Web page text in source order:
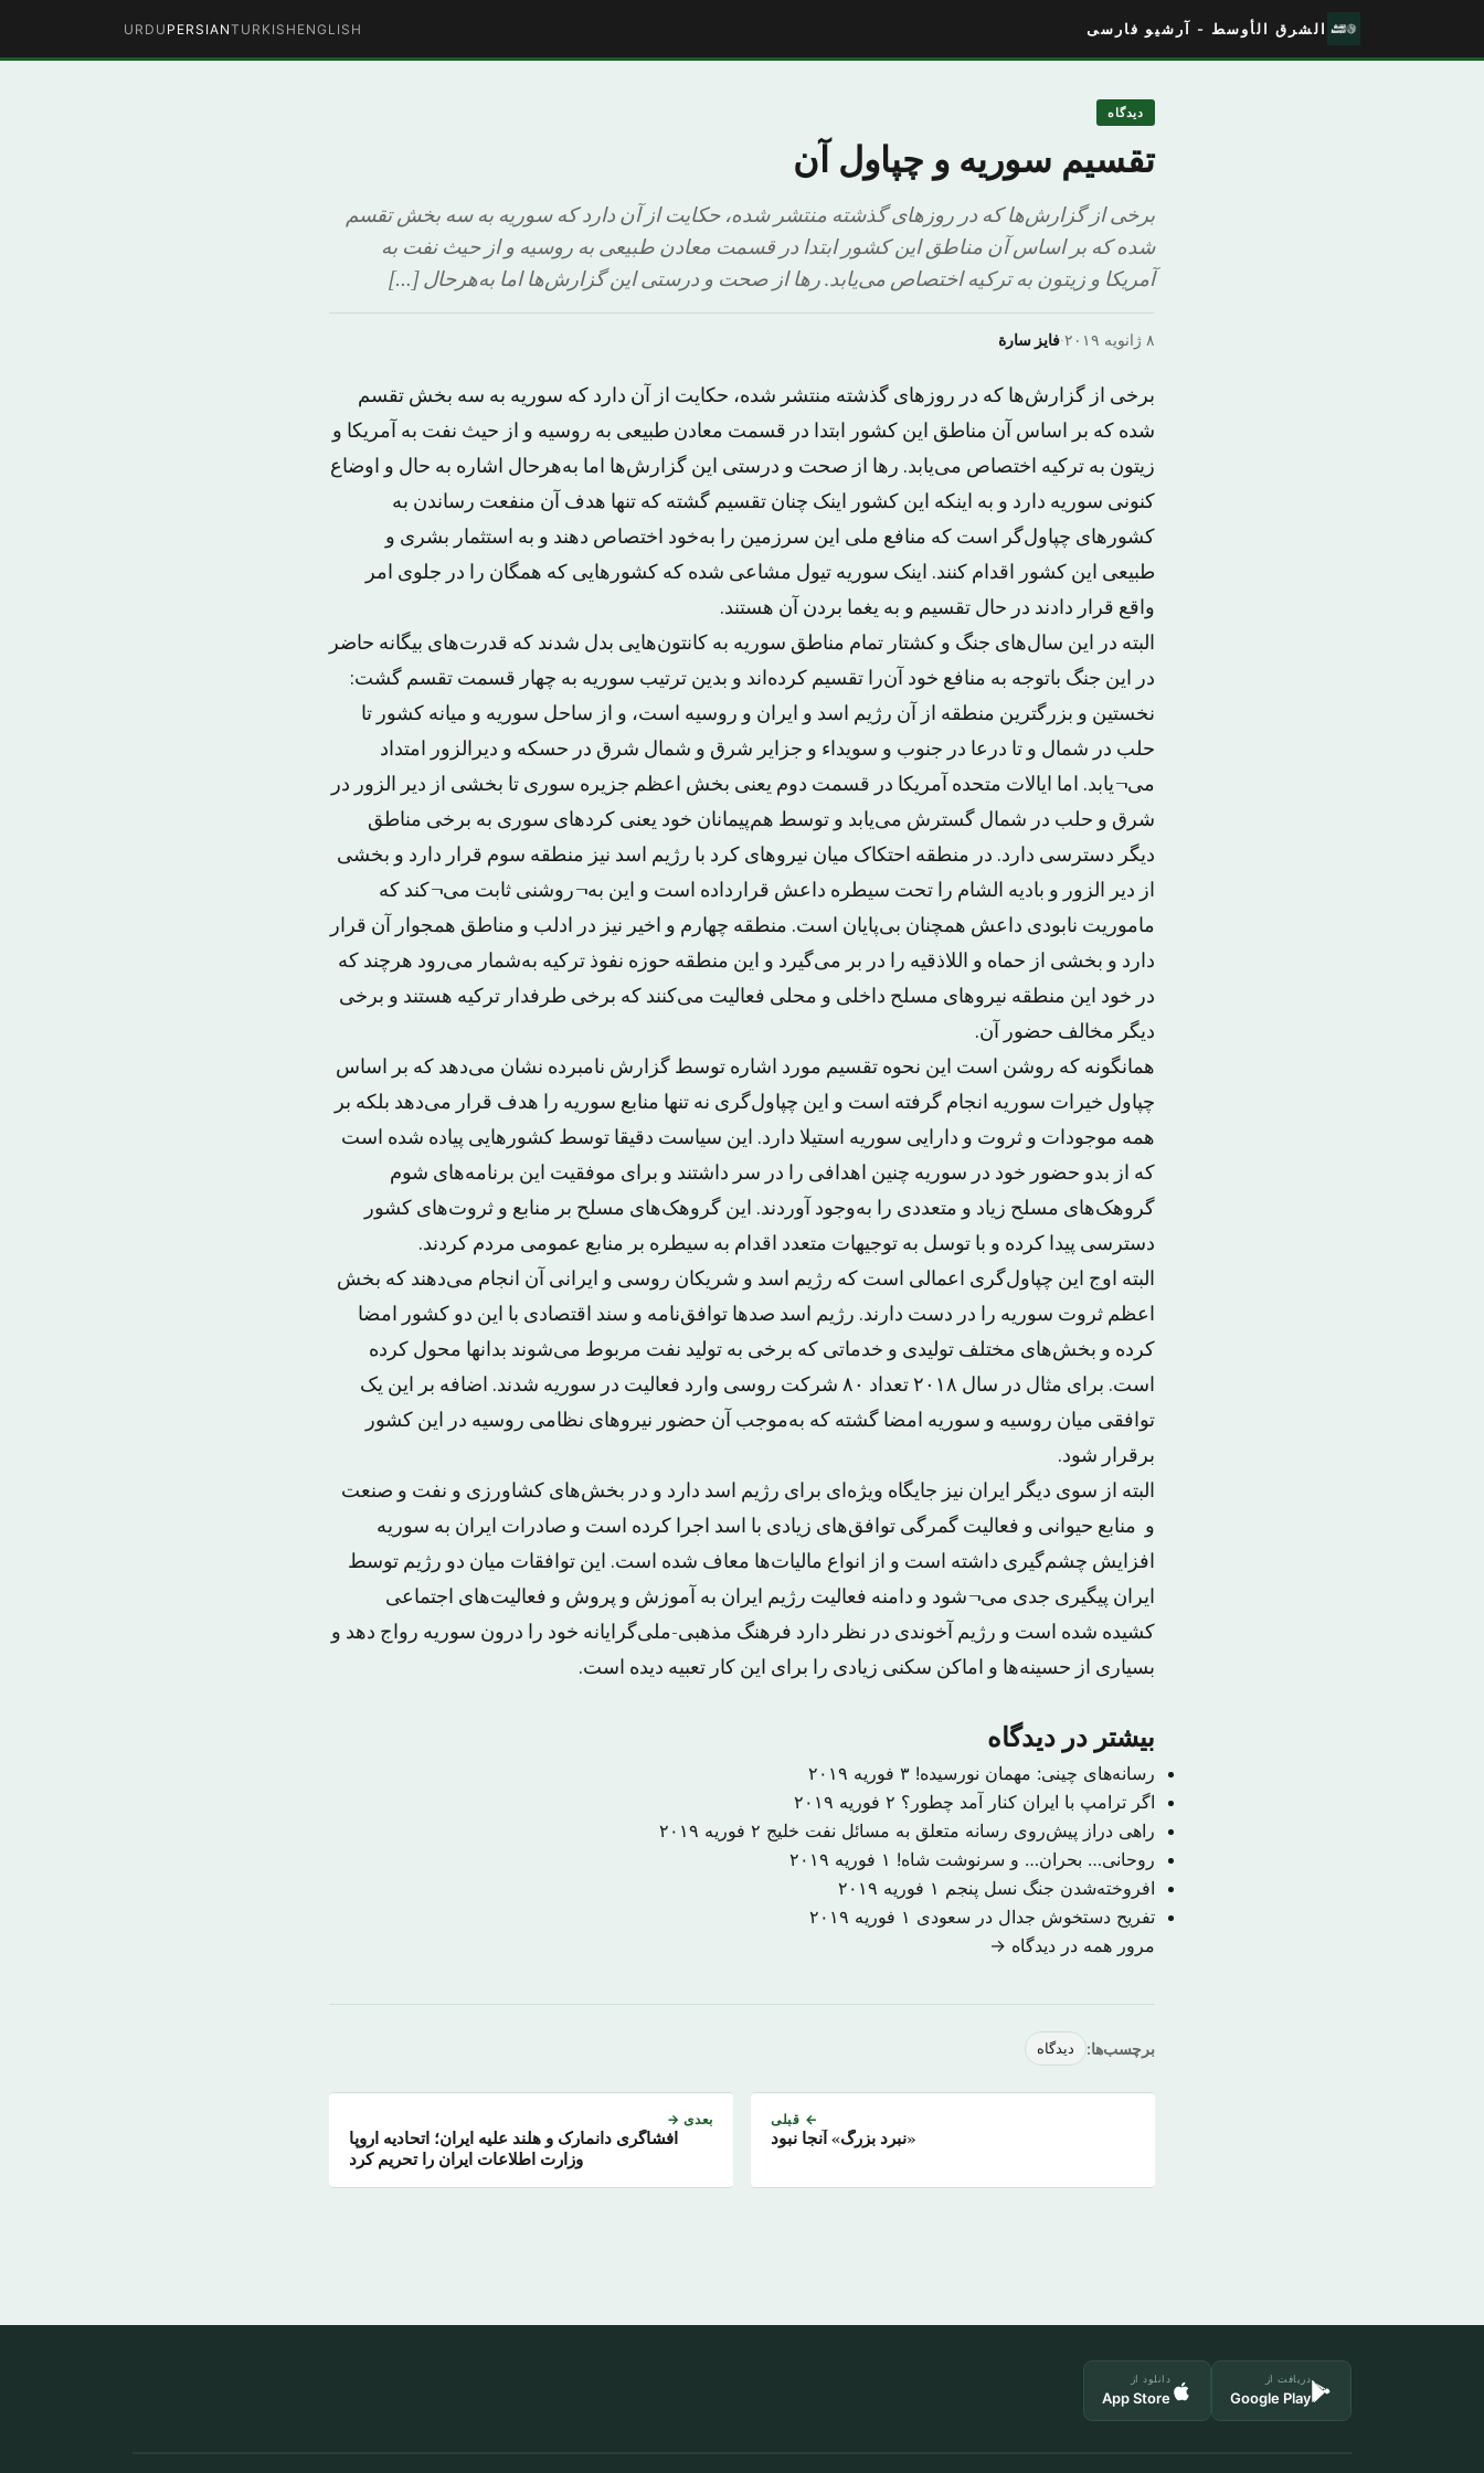
الشرق الأوسط - آرشیو فارسی ENGLISH
TURKISH
PERSIAN
URDU
دیدگاه
تقسیم سوریه و چپاول آن
برخی از گزارش‌ها که در روزهای گذشته منتشر شده، حکایت از آن دارد که سوریه به سه بخش تقسم
شده که بر اساس آن مناطق این کشور ابتدا در قسمت معادن طبیعی به روسیه و از حیث نفت به
آمریکا و زیتون به ترکیه اختصاص می‌یابد. رها از صحت و درستی این گزارش‌ها اما به‌هرحال […]
فایز سارة· ۸ ژانویه ۲۰۱۹
برخی از گزارش‌ها که در روزهای گذشته منتشر شده، حکایت از آن دارد که سوریه به سه بخش تقسم
شده که بر اساس آن مناطق این کشور ابتدا در قسمت معادن طبیعی به روسیه و از حیث نفت به آمریکا و
زیتون به ترکیه اختصاص می‌یابد. رها از صحت و درستی این گزارش‌ها اما به‌هرحال اشاره به حال و اوضاع
کنونی سوریه دارد و به اینکه این کشور اینک چنان تقسیم گشته که تنها هدف آن منفعت رساندن به
کشورهای چپاول‌گر است که منافع ملی این سرزمین را به‌خود اختصاص دهند و به استثمار بشری و
طبیعی این کشور اقدام کنند. اینک سوریه تیول مشاعی شده که کشورهایی که همگان را در جلوی امر
واقع قرار دادند در حال تقسیم و به یغما بردن آن هستند.
البته در این سال‌های جنگ و کشتار تمام مناطق سوریه به کانتون‌هایی بدل شدند که قدرت‌های بیگانه حاضر
در این جنگ باتوجه به منافع خود آن‌را تقسیم کرده‌اند و بدین ترتیب سوریه به چهار قسمت تقسم گشت:
نخستین و بزرگترین منطقه از آن رژیم اسد و ایران و روسیه است، و از ساحل سوریه و میانه کشور تا
حلب در شمال و تا درعا در جنوب و سویداء و جزایر شرق و شمال شرق در حسکه و دیرالزور امتداد
می¬یابد. اما ایالات متحده آمریکا در قسمت دوم یعنی بخش اعظم جزیره سوری تا بخشی از دیر الزور در
شرق و حلب در شمال گسترش می‌یابد و توسط هم‌پیمانان خود یعنی کردهای سوری به برخی مناطق
دیگر دسترسی دارد. در منطقه احتکاک میان نیروهای کرد با رژیم اسد نیز منطقه سوم قرار دارد و بخشی
از دیر الزور و بادیه الشام را تحت سیطره داعش قرارداده است و این به¬روشنی ثابت می¬کند که
ماموریت نابودی داعش همچنان بی‌پایان است. منطقه چهارم و اخیر نیز در ادلب و مناطق همجوار آن قرار
دارد و بخشی از حماه و اللاذقیه را در بر می‌گیرد و این منطقه حوزه نفوذ ترکیه به‌شمار می‌رود هرچند که
در خود این منطقه نیروهای مسلح داخلی و محلی فعالیت می‌کنند که برخی طرفدار ترکیه هستند و برخی
دیگر مخالف حضور آن.
همانگونه که روشن است این نحوه تقسیم مورد اشاره توسط گزارش نامبرده نشان می‌دهد که بر اساس
چپاول خیرات سوریه انجام گرفته است و این چپاول‌گری نه تنها منابع سوریه را هدف قرار می‌دهد بلکه بر
همه موجودات و ثروت و دارایی سوریه استیلا دارد. این سیاست دقیقا توسط کشورهایی پیاده شده است
که از بدو حضور خود در سوریه چنین اهدافی را در سر داشتند و برای موفقیت این برنامه‌های شوم
گروهک‌های مسلح زیاد و متعددی را به‌وجود آوردند. این گروهک‌های مسلح بر منابع و ثروت‌های کشور
دسترسی پیدا کرده و با توسل به توجیهات متعدد اقدام به سیطره بر منابع عمومی مردم کردند.
البته اوج این چپاول‌گری اعمالی است که رژیم اسد و شریکان روسی و ایرانی آن انجام می‌دهند که بخش
اعظم ثروت سوریه را در دست دارند. رژیم اسد صدها توافق‌نامه و سند اقتصادی با این دو کشور امضا
کرده و بخش‌های مختلف تولیدی و خدماتی که برخی به تولید نفت مربوط می‌شوند بدانها محول کرده
است. برای مثال در سال ۲۰۱۸ تعداد ۸۰ شرکت روسی وارد فعالیت در سوریه شدند. اضافه بر این یک
توافقی میان روسیه و سوریه امضا گشته که به‌موجب آن حضور نیروهای نظامی روسیه در این کشور
برقرار شود.
البته از سوی دیگر ایران نیز جایگاه ویژه‌ای برای رژیم اسد دارد و در بخش‌های کشاورزی و نفت و صنعت
و منابع حیوانی و فعالیت گمرگی توافق‌های زیادی با اسد اجرا کرده است و صادرات ایران به سوریه
افزایش چشم‌گیری داشته است و از انواع مالیات‌ها معاف شده است. این توافقات میان دو رژیم توسط
ایران پیگیری جدی می¬شود و دامنه فعالیت رژیم ایران به آموزش و پروش و فعالیت‌های اجتماعی
کشیده شده است و رژیم آخوندی در نظر دارد فرهنگ مذهبی-ملی‌گرایانه خود را درون سوریه رواج دهد و
بسیاری از حسینه‌ها و اماکن سکنی زیادی را برای این کار تعبیه دیده است.
بیشتر در دیدگاه
رسانه‌های چینی: مهمان نورسیده! ۳ فوریه ۲۰۱۹
اگر ترامپ با ایران کنار آمد چطور؟ ۲ فوریه ۲۰۱۹
راهی دراز پیش‌روی رسانه متعلق به مسائل نفت خلیج ۲ فوریه ۲۰۱۹
روحانی… بحران… و سرنوشت شاه! ۱ فوریه ۲۰۱۹
افروخته‌شدن جنگ نسل پنجم ۱ فوریه ۲۰۱۹
تفریح دستخوش جدال در سعودی ۱ فوریه ۲۰۱۹
مرور همه در دیدگاه →
برچسب‌ها: دیدگاه
← قبلی
«نبرد بزرگ» آنجا نبود
بعدی →
افشاگری دانمارک و هلند علیه ایران؛ اتحادیه اروپا
وزارت اطلاعات ایران را تحریم کرد
دریافت از
Google Play
دانلود از
App Store